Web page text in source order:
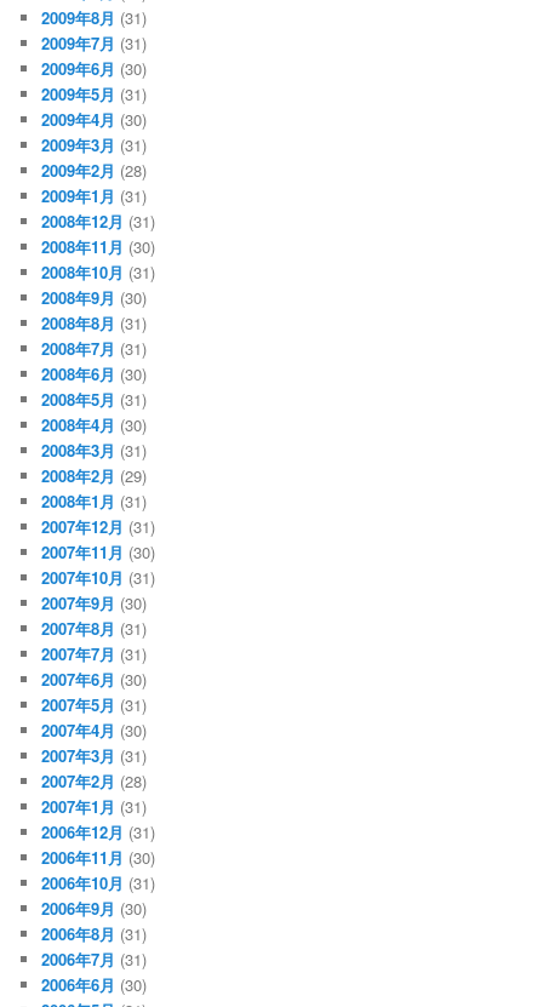
2009年8月 (31)
2009年7月 (31)
2009年6月 (30)
2009年5月 (31)
2009年4月 (30)
2009年3月 (31)
2009年2月 (28)
2009年1月 (31)
2008年12月 (31)
2008年11月 (30)
2008年10月 (31)
2008年9月 (30)
2008年8月 (31)
2008年7月 (31)
2008年6月 (30)
2008年5月 (31)
2008年4月 (30)
2008年3月 (31)
2008年2月 (29)
2008年1月 (31)
2007年12月 (31)
2007年11月 (30)
2007年10月 (31)
2007年9月 (30)
2007年8月 (31)
2007年7月 (31)
2007年6月 (30)
2007年5月 (31)
2007年4月 (30)
2007年3月 (31)
2007年2月 (28)
2007年1月 (31)
2006年12月 (31)
2006年11月 (30)
2006年10月 (31)
2006年9月 (30)
2006年8月 (31)
2006年7月 (31)
2006年6月 (30)